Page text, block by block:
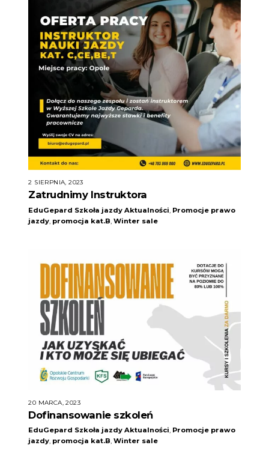
2 SIERPNIA, 2023
Zatrudnimy Instruktora
EduGepard Szkoła jazdy Aktualności Promocje prawo
jazdy promocja kat.B ,Winter sale
20 MARCA, 2023
Dofinansowanie szkoleń
EduGepard Szkoła jazdy Aktualności, Promocje prawo
jazdy, promocja kat.B,Winter sale